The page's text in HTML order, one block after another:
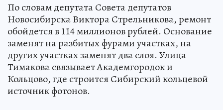
По словам депутата Совета депутатов
Новосибирска Виктора Стрельникова, ремонт
обойдется в 114 миллионов рублей. Основание
заменят на разбитых фурами участках, на
других участках заменят два слоя. Улица
Тимакова связывает Академгородок и
Кольцово, где строится Сибирский кольцевой
источник фотонов.